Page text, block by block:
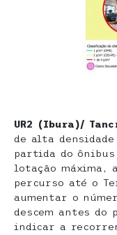
UR2 (Ibura)/
de alta
partida do
lotação máxima,
percurso até o
aumentar o
descem antes
indicar a